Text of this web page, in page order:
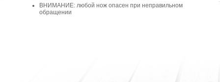
ВНИМАНИЕ: любой нож опасен при неправильном
обращении